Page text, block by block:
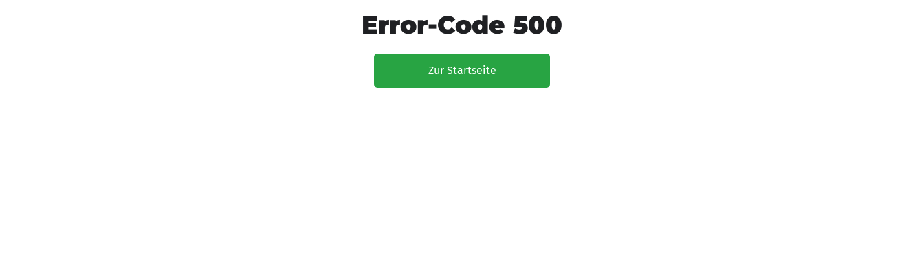
Error-Code 500
Zur Startseite